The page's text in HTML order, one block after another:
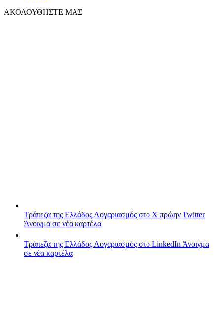
ΑΚΟΛΟΥΘΗΣΤΕ ΜΑΣ
Τράπεζα της Ελλάδος Λογαριασμός στο X πρώην Twitter
Άνοιγμα σε νέα καρτέλα
Τράπεζα της Ελλάδος Λογαριασμός στο LinkedIn Άνοιγμα
σε νέα καρτέλα